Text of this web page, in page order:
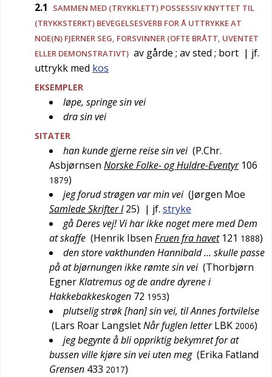
2.1
SAMMEN MED (TRYKKLETT) POSSESSIV KNYTTET TIL
(TRYKKSTERKT) BEVEGELSESVERB FOR Å UTTRYKKE AT
NOE(N) FJERNER SEG, FORSVINNER (OFTE BRÅTT, UVENTET
ELLER DEMONSTRATIVT) av gårde ; av sted ; bort | jf.
uttrykk med kos
EKSEMPLER
løpe, springe sin vei
dra sin vei
SITATER
han kunde gjerne reise sin vei (P.Chr.
Asbjørnsen Norske Folke- og Huldre-Eventyr 106
1879)
jeg forud strøgen var min vei (Jørgen Moe
Samlede Skrifter I 25) | jf. stryke
gå Deres vej! Vi har ikke noget mere med Dem
at skaffe (Henrik Ibsen Fruen fra havet 121 1888)
den store vakthunden Hannibald … skulle passe
på at bjørnungen ikke rømte sin vei (Thorbjørn
EgnerKlatremus og de andre dyrene i
Hakkebakkeskogen 72 1953)
plutselig strøk [han] sin vei, til Annes fortvilelse
(Lars Roar LangsletNår fuglen letter LBK 2006)
jeg begynte å bli oppriktig bekymret for at
bussen ville kjøre sin vei uten meg (Erika Fatland
Grensen 433 2017)